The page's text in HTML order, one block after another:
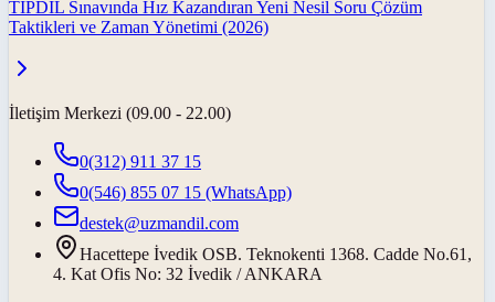
TIPDİL Sınavında Hız Kazandıran Yeni Nesil Soru Çözüm
Taktikleri ve Zaman Yönetimi (2026)
İletişim Merkezi (09.00 - 22.00)
0(312) 911 37 15
0(546) 855 07 15 (WhatsApp)
destek@uzmandil.com
Hacettepe İvedik OSB. Teknokenti 1368. Cadde No.61,
4. Kat Ofis No: 32 İvedik / ANKARA